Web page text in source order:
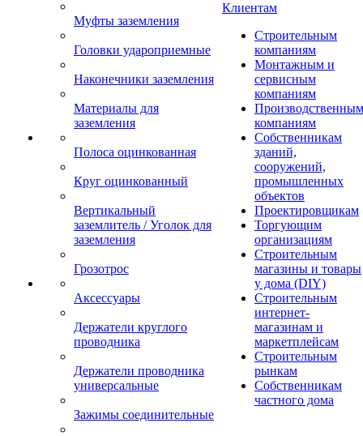
Муфты заземления
Головки удароприемные
Наконечники заземления
Материалы для
заземления
Полоса оцинкованная
Круг оцинкованный
Вертикальный
заземлитель / Уголок для
заземления
Грозотрос
Аксессуары
Держатели круглого
проводника
Держатели проводника
универсальные
Зажимы соединительные
Клиентам
Строительным
компаниям
Монтажным и
сервисным
компаниям
Производственным
компаниям
Собственникам
зданий,
сооружений,
промышленных
объектов
Проектировщикам
Торгующим
организациям
Строительным
магазины и товары
у дома (DIY)
Строительным
интернет-
магазинам и
маркетплейсам
Строительным
рынкам
Собственникам
частного дома